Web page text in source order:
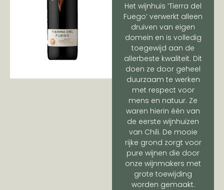
Het wijnhuis ‘Tierra del
Fuego’ verwerkt alleen
druiven van eigen
domein en is volledig
toegewijd aan de
allerbeste kwaliteit. Dit
doen ze door geheel
duurzaam te werken
met respect voor
mens en natuur. Ze
waren hierin één van
de eerste wijnhuizen
van Chili. De mooie
rijke grond zorgt voor
pure wijnen die door
onze wijnmakers met
grote toewijding
worden gemaakt.